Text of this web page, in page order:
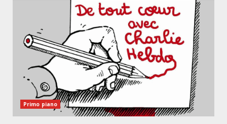
Primo piano